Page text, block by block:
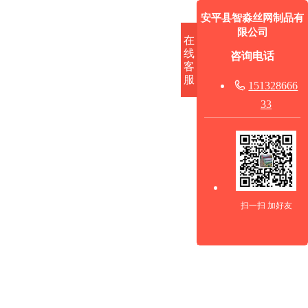
在
线
客
服
安平县智淼丝网制品有
限公司
咨询电话
 151328666
33
扫一扫 加好友